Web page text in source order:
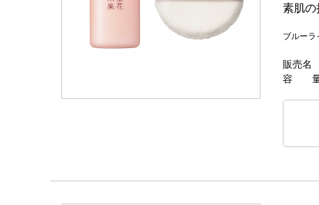
販売
容 量
素肌の
ブルーラ